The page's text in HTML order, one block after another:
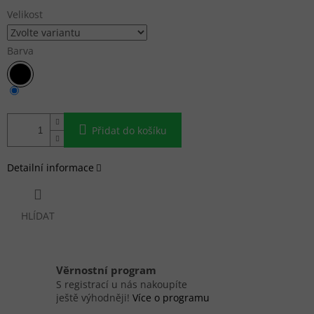
Velikost
Barva
Přidat do košíku
Detailní informace
HLÍDAT
Věrnostní program
S registrací u nás nakoupíte
ještě výhodněji! Více o programu